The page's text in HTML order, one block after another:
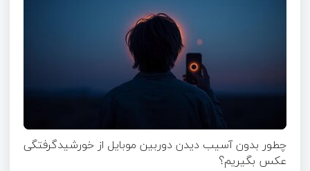
چطور بدون آسیب دیدن دوربین موبایل از خورشیدگرفتگی
عکس بگیریم؟